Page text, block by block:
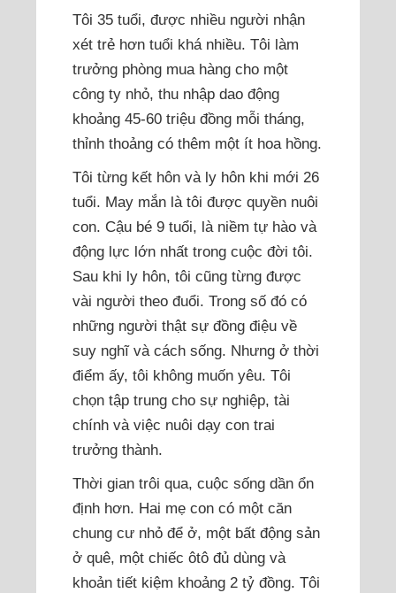
Tôi 35 tuổi, được nhiều người nhận
xét trẻ hơn tuổi khá nhiều. Tôi làm
trưởng phòng mua hàng cho một
công ty nhỏ, thu nhập dao động
khoảng 45-60 triệu đồng mỗi tháng,
thỉnh thoảng có thêm một ít hoa hồng.
Tôi từng kết hôn và ly hôn khi mới 26
tuổi. May mắn là tôi được quyền nuôi
con. Cậu bé 9 tuổi, là niềm tự hào và
động lực lớn nhất trong cuộc đời tôi.
Sau khi ly hôn, tôi cũng từng được
vài người theo đuổi. Trong số đó có
những người thật sự đồng điệu về
suy nghĩ và cách sống. Nhưng ở thời
điểm ấy, tôi không muốn yêu. Tôi
chọn tập trung cho sự nghiệp, tài
chính và việc nuôi dạy con trai
trưởng thành.
Thời gian trôi qua, cuộc sống dần ổn
định hơn. Hai mẹ con có một căn
chung cư nhỏ để ở, một bất động sản
ở quê, một chiếc ôtô đủ dùng và
khoản tiết kiệm khoảng 2 tỷ đồng. Tôi